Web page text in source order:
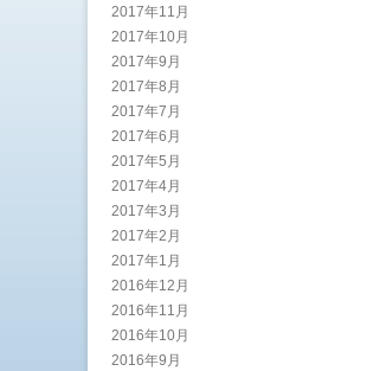
2017年11月
2017年10月
2017年9月
2017年8月
2017年7月
2017年6月
2017年5月
2017年4月
2017年3月
2017年2月
2017年1月
2016年12月
2016年11月
2016年10月
2016年9月